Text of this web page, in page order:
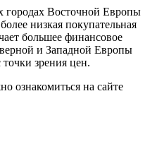
городах Восточной Европы
низкая покупательная
большее финансовое
и Западной Европы
зрения цен.
ознакомиться на сайте